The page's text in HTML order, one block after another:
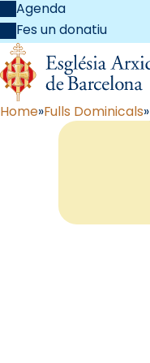
Agenda
Fes un donatiu
Home Fulls Dominicals